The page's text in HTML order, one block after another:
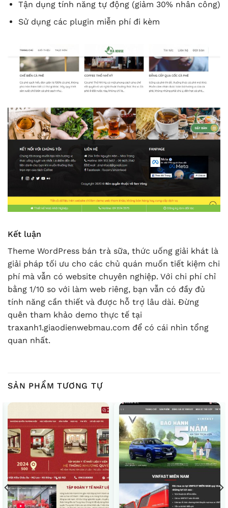
Tận dụng tính năng tự động (giảm 30% nhân công)
Sử dụng các plugin miễn phí đi kèm
Kết luận
Theme WordPress bán trà sữa, thức uống giải khát là
giải pháp tối ưu cho các chủ quán muốn tiết kiệm chi
phí mà vẫn có website chuyên nghiệp. Với chi phí chỉ
bằng 1/10 so với làm web riêng, bạn vẫn có đầy đủ
tính năng cần thiết và được hỗ trợ lâu dài. Đừng
quên tham khảo demo thực tế tại
traxanh1.giaodienwebmau.com để có cái nhìn tổng
quan nhất.
SẢN PHẨM TƯƠNG TỰ